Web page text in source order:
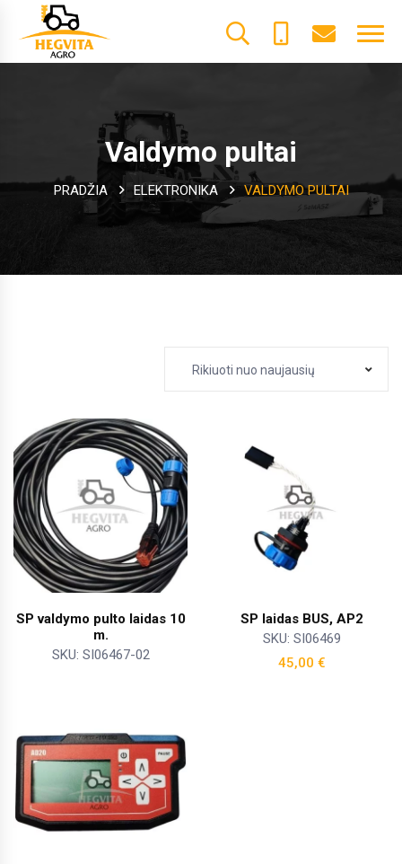
+370
Valdymo pultai
PRADŽIA ELEKTRONIKA VALDYMO PULTAI
Rikiuoti nuo naujausių
SP valdymo pulto laidas 10
m.
SKU: SI06467-02
SP laidas BUS, AP2
SKU: SI06469
45,00 €